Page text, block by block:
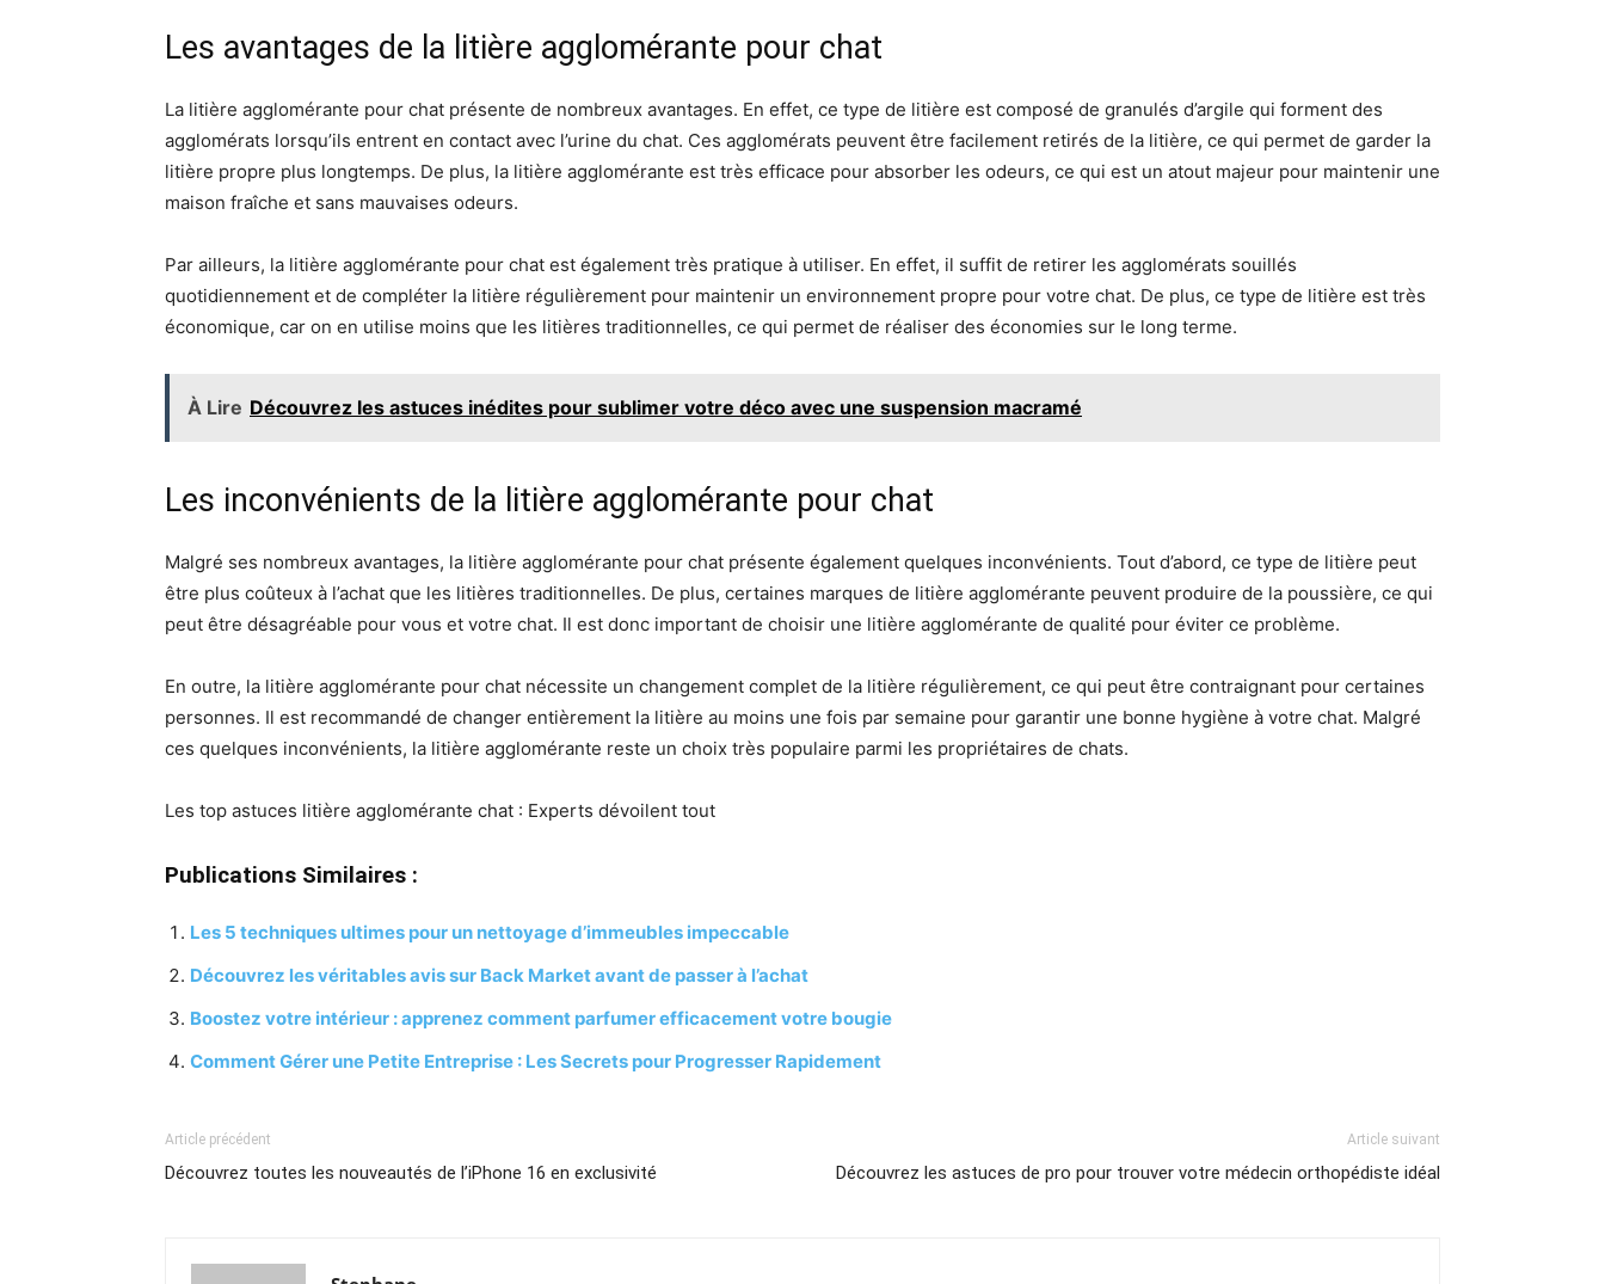
Les avantages de la litière agglomérante pour chat
La litière agglomérante pour chat présente de nombreux avantages. En effet, ce type de litière est composé de granulés d’argile qui forment des
agglomérats lorsqu’ils entrent en contact avec l’urine du chat. Ces agglomérats peuvent être facilement retirés de la litière, ce qui permet de garder la
litière propre plus longtemps. De plus, la litière agglomérante est très efficace pour absorber les odeurs, ce qui est un atout majeur pour maintenir une
maison fraîche et sans mauvaises odeurs.
Par ailleurs, la litière agglomérante pour chat est également très pratique à utiliser. En effet, il suffit de retirer les agglomérats souillés
quotidiennement et de compléter la litière régulièrement pour maintenir un environnement propre pour votre chat. De plus, ce type de litière est très
économique, car on en utilise moins que les litières traditionnelles, ce qui permet de réaliser des économies sur le long terme.
À Lire Découvrez les astuces inédites pour sublimer votre déco avec une suspension macramé
Les inconvénients de la litière agglomérante pour chat
Malgré ses nombreux avantages, la litière agglomérante pour chat présente également quelques inconvénients. Tout d’abord, ce type de litière peut
être plus coûteux à l’achat que les litières traditionnelles. De plus, certaines marques de litière agglomérante peuvent produire de la poussière, ce qui
peut être désagréable pour vous et votre chat. Il est donc important de choisir une litière agglomérante de qualité pour éviter ce problème.
En outre, la litière agglomérante pour chat nécessite un changement complet de la litière régulièrement, ce qui peut être contraignant pour certaines
personnes. Il est recommandé de changer entièrement la litière au moins une fois par semaine pour garantir une bonne hygiène à votre chat. Malgré
ces quelques inconvénients, la litière agglomérante reste un choix très populaire parmi les propriétaires de chats.
Les top astuces litière agglomérante chat : Experts dévoilent tout
Publications Similaires :
Les 5 techniques ultimes pour un nettoyage d’immeubles impeccable
Découvrez les véritables avis sur Back Market avant de passer à l’achat
Boostez votre intérieur : apprenez comment parfumer efficacement votre bougie
Comment Gérer une Petite Entreprise : Les Secrets pour Progresser Rapidement
Article précédent
Découvrez toutes les nouveautés de l’iPhone 16 en exclusivité
Article suivant
Découvrez les astuces de pro pour trouver votre médecin orthopédiste idéal